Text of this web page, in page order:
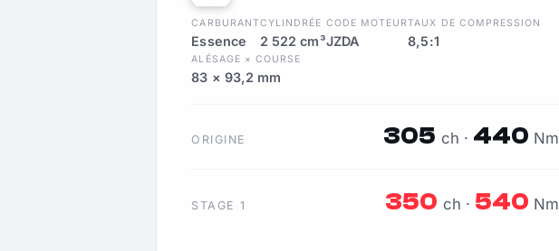
CARBURANT
Essence
CYLINDRÉE
2 522 cm³
CODE MOTEUR
JZDA
TAUX DE COMPRESSION
8,5:1
ALÉSAGE × COURSE
83 × 93,2 mm
ORIGINE 305 ch · 440 Nm
STAGE 1 350 ch · 540 Nm